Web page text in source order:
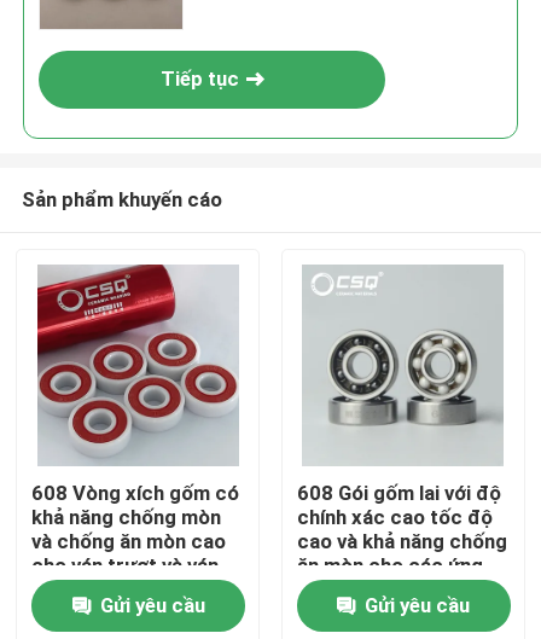
Trang chủ
Tiếp tục
Sản phẩm khuyến cáo
608 Vòng xích gốm có
khả năng chống mòn
và chống ăn mòn cao
cho ván trượt và ván
trượt đường
Gửi yêu cầu
608 Gói gốm lai với độ
chính xác cao tốc độ
cao và khả năng chống
ăn mòn cho các ứng
dụng công nghiệp
Gửi yêu cầu